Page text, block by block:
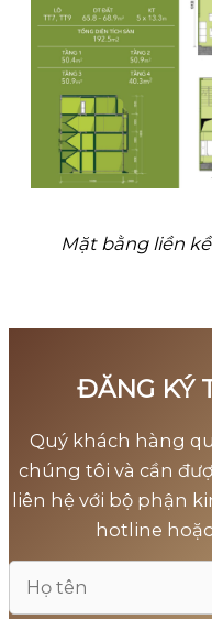
Mặt bằng liền kề
ĐĂNG KÝ
Quý khách hàng
chúng tôi và cần
liên hệ với bộ phận
hotline